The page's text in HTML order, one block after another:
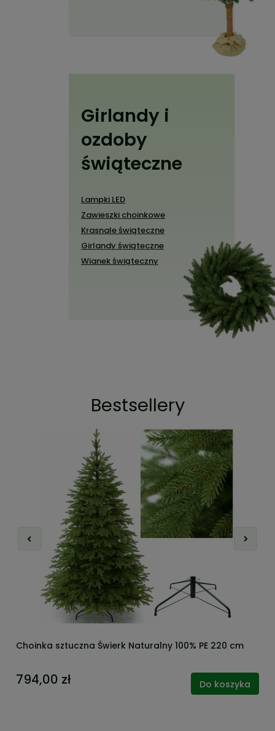
Girlandy i
ozdoby
świąteczne
Lampki LED
Zawieszki choinkowe
Krasnale świąteczne
Girlandy świąteczne
Wianek świąteczny
Bestsellery
Choinka sztuczna Świerk Naturalny 100% PE 220 cm
794,00 zł Do koszyka